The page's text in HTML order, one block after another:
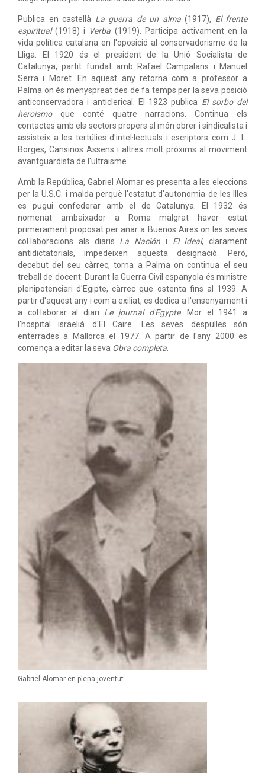
Gabriel Alomar en plena joventut.
Publica en castellà La guerra de un alma(1917), El frente
espiritual(1918) i Verba (1919). Participa activament en la
vida política catalana en l'oposició al conservadorisme de la
Lliga. El 1920 és el president de la Unió Socialista de
Catalunya, partit fundat amb Rafael Campalans i Manuel
Serra i Moret. En aquest any retorna com a professor a
Palma on és menyspreat des de fa temps per la seva posició
anticonservadora i anticlerical. El 1923 publica El sorbo del
heroismoque conté quatre narracions. Continua els
contactes amb els sectors propers al món obrer i sindicalista i
assisteix a les tertúlies d'intel·lectuals i escriptors com J. L.
Borges, Cansinos Assens i altres molt pròxims al moviment
avantguardista de l'ultraisme.
Amb la República, Gabriel Alomar es presenta a les eleccions
per la U.S.C. i malda perquè l'estatut d'autonomia de les Illes
es pugui confederar amb el de Catalunya. El 1932 és
nomenat ambaixador a Roma malgrat haver estat
primerament proposat per anar a Buenos Aires on les seves
col·laboracions als diaris La Nación i El Ideal, clarament
antidictatorials, impedeixen aquesta designació. Però,
decebut del seu càrrec, torna a Palma on continua el seu
treball de docent. Durant la Guerra Civil espanyola és ministre
plenipotenciari d'Egipte, càrrec que ostenta fins al 1939. A
partir d'aquest any i com a exiliat, es dedica a l'ensenyament i
a col·laborar al diari Le journal d'Egypte. Mor el 1941 a
l'hospital israelià d'El Caire. Les seves despulles són
enterrades a Mallorca el 1977. A partir de l'any 2000 es
comença a editar la seva Obra completa